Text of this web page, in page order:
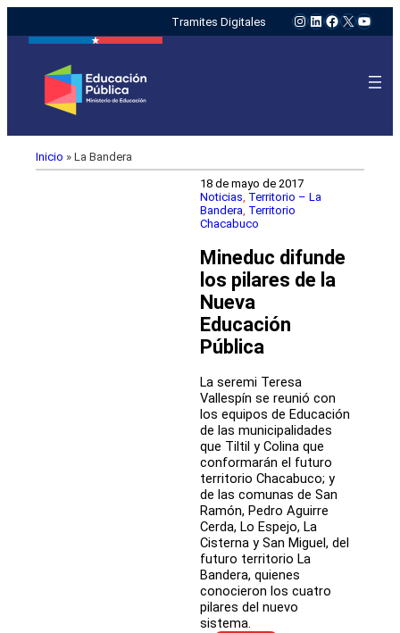
Tramites Digitales Instagram
LinkedIn
Facebook
X
Inicio » La Bandera
18 de mayo de 2017
Noticias Territorio – La
Bandera Territorio
Chacabuco
Mineduc difunde
los pilares de la
Nueva
Educación
Pública
La seremi Teresa
Vallespín se reunió con
los equipos de Educación
de las municipalidades
que Tiltil y Colina que
conformarán el futuro
territorio Chacabuco; y
de las comunas de San
Ramón, Pedro Aguirre
Cerda, Lo Espejo, La
Cisterna y San Miguel, del
futuro territorio La
Bandera, quienes
conocieron los cuatro
pilares del nuevo
sistema.